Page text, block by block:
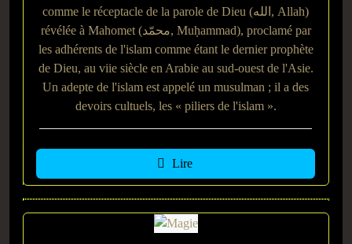
comme le réceptacle de la parole de Dieu (الله, Allah)
révélée à Mahomet (محمّد, Muḥammad), proclamé par
les adhérents de l'islam comme étant le dernier prophète
de Dieu, au viie siècle en Arabie au sud-ouest de l'Asie.
Un adepte de l'islam est appelé un musulman ; il a des
devoirs cultuels, les « piliers de l'islam ».
Lire